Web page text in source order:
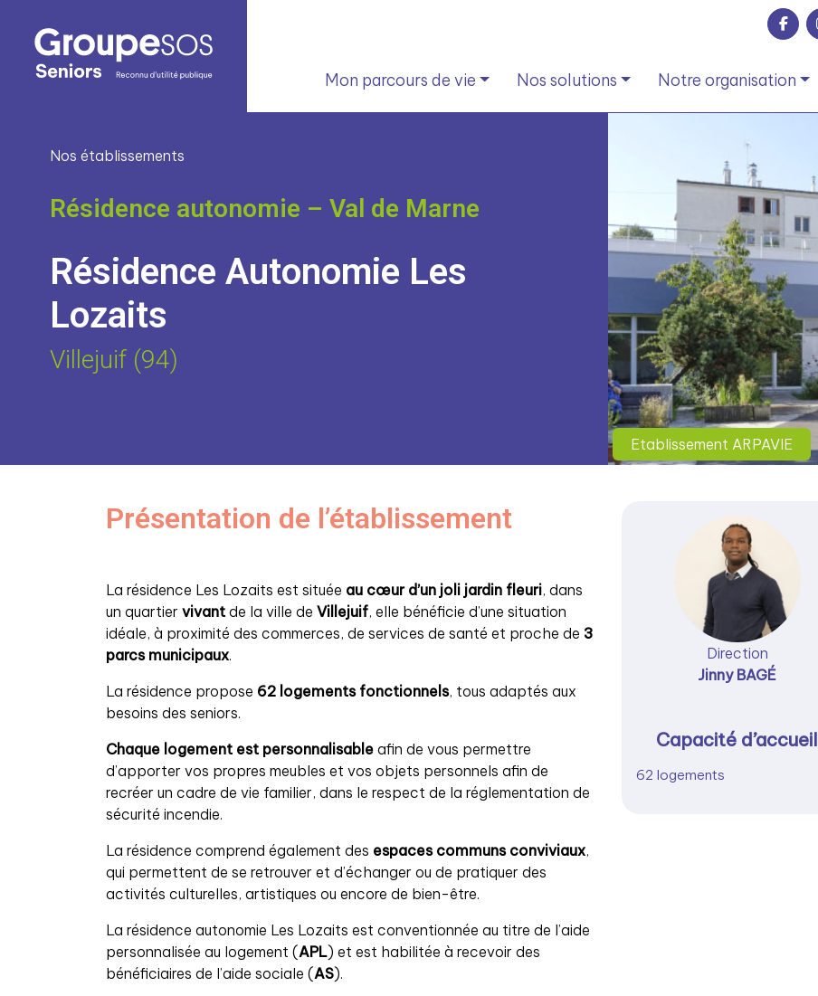
Mon parcours de vie Nos solutions Notre organisation
Nos établissements
Résidence autonomie – Val de Marne
Résidence Autonomie Les
Lozaits
Villejuif (94)
Etablissement ARPAVIE
Présentation de l’établissement
La résidence Les Lozaits est située au cœur d’un joli jardin fleuri, dans
un quartier vivant de la ville de Villejuif, elle bénéficie d’une situation
idéale, à proximité des commerces, de services de santé et proche de 3
parcs municipaux.
La résidence propose 62 logements fonctionnels, tous adaptés aux
besoins des seniors.
Chaque logement est personnalisable afin de vous permettre
d’apporter vos propres meubles et vos objets personnels afin de
recréer un cadre de vie familier, dans le respect de la réglementation de
sécurité incendie.
La résidence comprend également des espaces communs conviviaux,
qui permettent de se retrouver et d’échanger ou de pratiquer des
activités culturelles, artistiques ou encore de bien-être.
La résidence autonomie Les Lozaits est conventionnée au titre de l’aide
personnalisée au logement (APL) et est habilitée à recevoir des
bénéficiaires de l’aide sociale (AS).
Direction
Jinny BAGÉ
Capacité d’accueil
62 logements